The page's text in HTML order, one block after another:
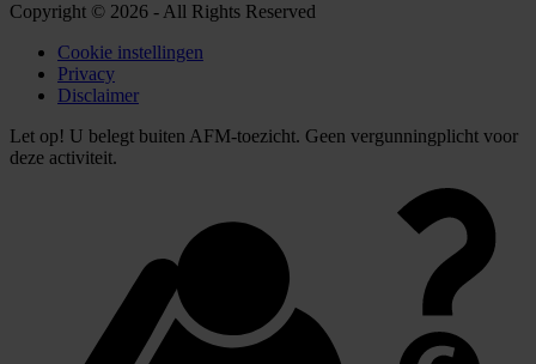
Copyright © 2026 - All Rights Reserved
Cookie instellingen
Privacy
Disclaimer
Let op! U belegt buiten AFM-toezicht. Geen vergunningplicht voor
deze activiteit.